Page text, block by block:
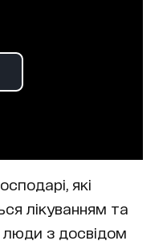
які
лікуванням та
з досвідом